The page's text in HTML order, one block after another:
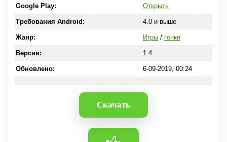
Google Play: Открыть
Требования Android: 4.0 и выше
Жанр: Игры/ гонки
Версия: 1.4
Обновлено: 6-09-2019, 00:24
Скачать